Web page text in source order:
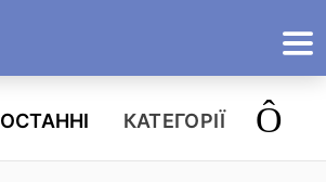
Спробувати
ОСТАННІ КАТЕГОРІЇ